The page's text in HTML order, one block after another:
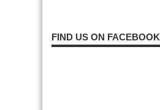
FIND US ON FACEBOOK